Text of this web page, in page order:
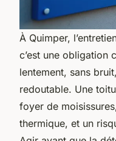
À Quimper,
c’est une obligation
lentement, sans
redoutable. Une
foyer de
thermique, et un